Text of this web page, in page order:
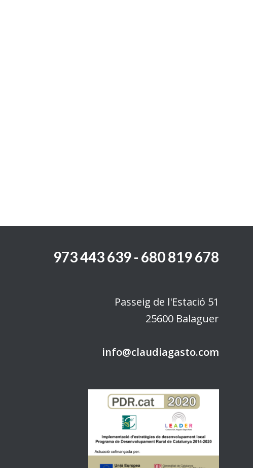
973 443 639 - 680 819 678
Passeig de l'Estació 51
25600 Balaguer
info@claudiagasto.com